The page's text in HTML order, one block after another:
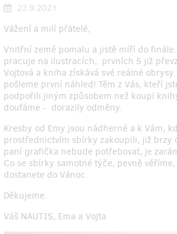
23.9.2021
Vážení a milí přátelé,
Vnitřní země pomalu a jistě míří do
pracuje na ilustracích, prvních 5 již
Vojtová a kniha získává své reálné obrysy.
pošleme první náhled! Těm z Vás, kteří
podpořili jiným způsobem než koupí
doufáme - dorazily odměny.
Kresby od Emy jsou nádherné a k Vám,
prostřednictvím sbírky zakoupili, již brzy
paní grafička nebude potřebovat, je
Co se sbírky samotné týče, pevně
dostanete do Vánoc.
Děkujeme.
Váš NAUTIS, Ema a Vojta